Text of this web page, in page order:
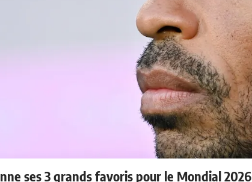
ses 3 grands favoris pour le Mondial 2026